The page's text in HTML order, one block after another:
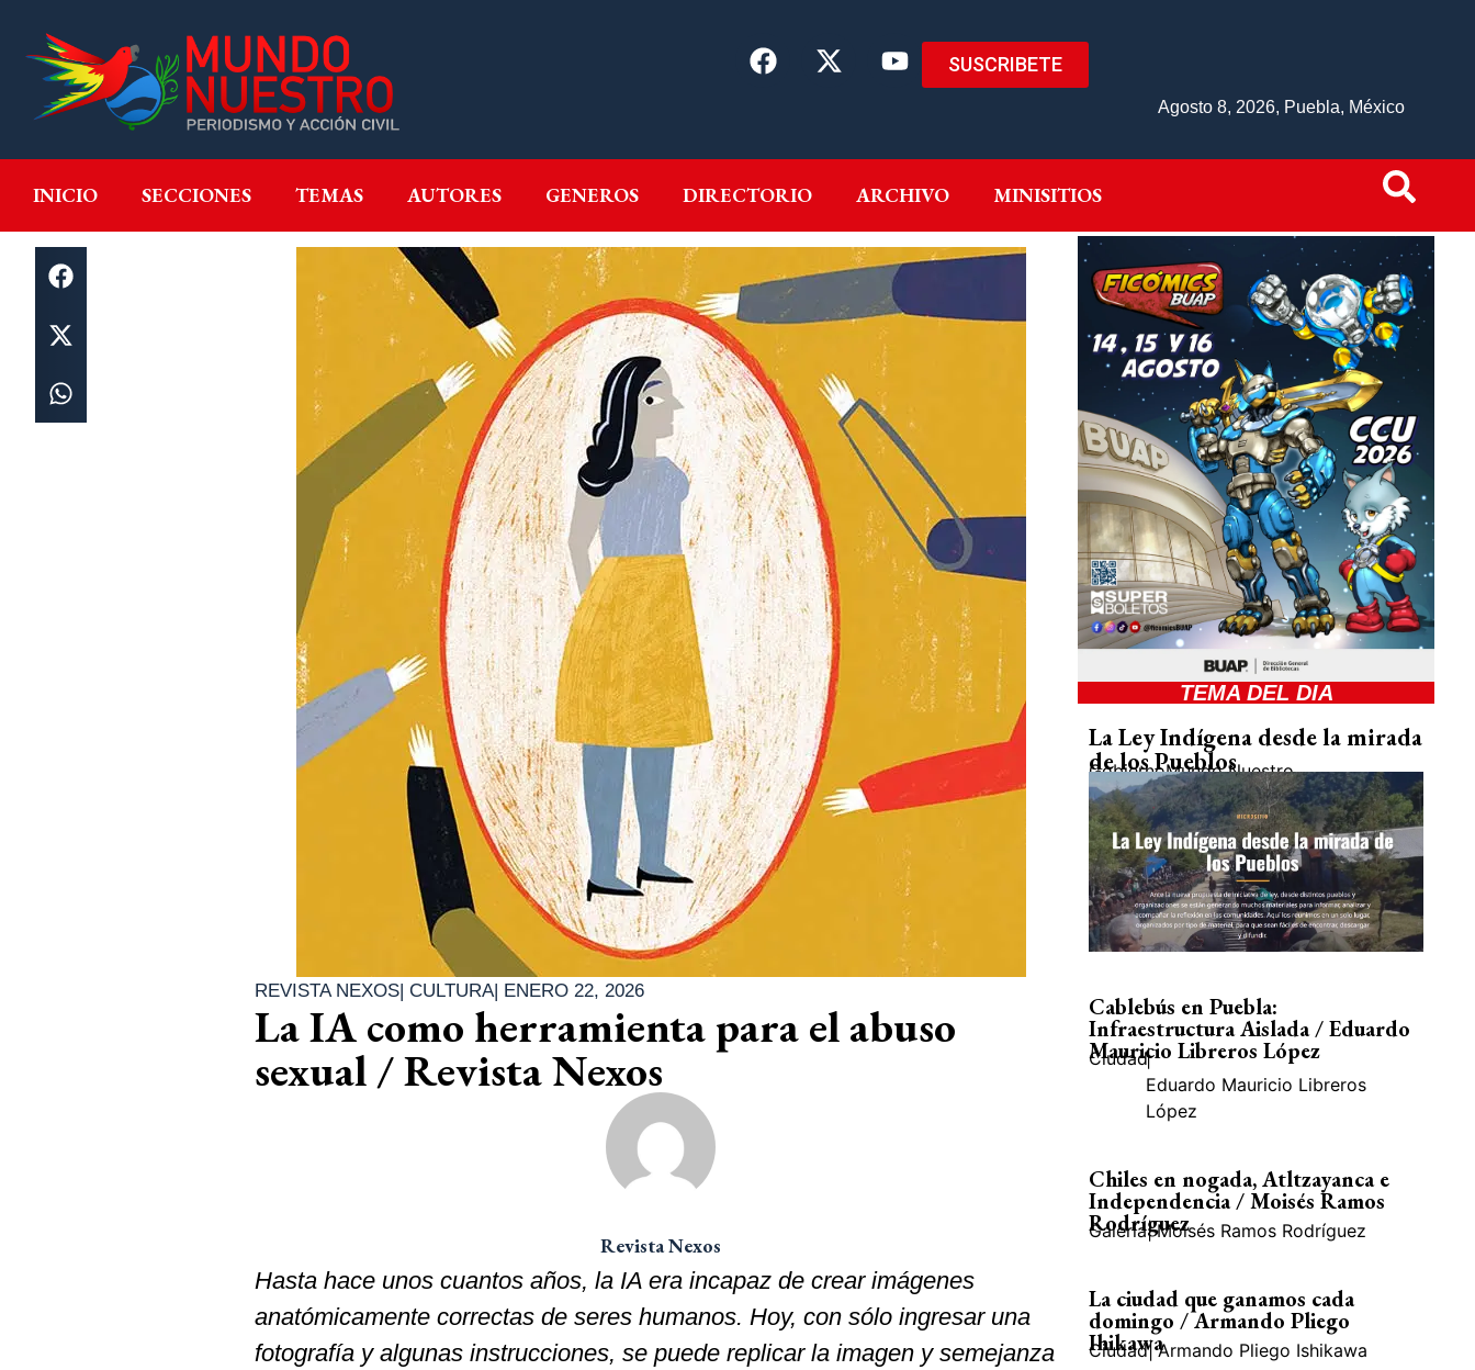
SUSCRIBETE
Agosto 8, 2026, Puebla, México
INICIO SECCIONES TEMAS AUTORES GENEROS DIRECTORIO ARCHIVO MINISITIOS
INICIO SECCIONES GENEROS DIRECTORIO ARCHIVO MINISITIOS
REVISTA NEXOS| CULTURA| ENERO 22, 2026
La IA como herramienta para el abuso
sexual / Revista Nexos
Revista Nexos
Hasta hace unos cuantos años, la IA era incapaz de crear imágenes
anatómicamente correctas de seres humanos. Hoy, con sólo ingresar una
fotografía y algunas instrucciones, se puede replicar la imagen y semejanza
TEMA DEL DIA
La Ley Indígena desde la mirada
de los Pueblos
GobiernoMundo Nuestro
Cablebús en Puebla:
Infraestructura Aislada / Eduardo
Mauricio Libreros López
Ciudad|
Eduardo Mauricio Libreros
López
Chiles en nogada, Atltzayanca e
Independencia / Moisés Ramos
Rodríguez
Galería| Moisés Ramos Rodríguez
La ciudad que ganamos cada
domingo / Armando Pliego
Ihikawa
Ciudad| Armando Pliego Ishikawa